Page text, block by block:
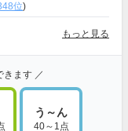
位)
もっと見る
きます ／
う～ん
40～1点